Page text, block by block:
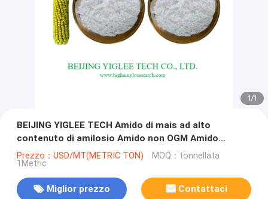
1/1
BEIJING YIGLEE TECH Amido di mais ad alto
contenuto di amilosio Amido non OGM Amido
lentamente digeribile Amido HAMS RS2 Amido
resistente ai prebiotici
Prezzo：USD/MT(METRIC TON) MOQ：tonnellata
1Metric
Miglior prezzo Contattaci